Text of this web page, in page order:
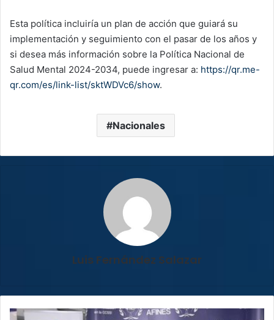
Esta política incluiría un plan de acción que guiará su
implementación y seguimiento con el pasar de los años y
si desea más información sobre la Política Nacional de
Salud Mental 2024-2034, puede ingresar a: https://qr.me-
qr.com/es/link-list/sktWDVc6/show.
Nacionales
Luis Fernández Salazar
Sindicato